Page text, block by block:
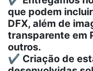
que podem incluir
DFX, além de
transparente em
outros.
✔️ Criação de